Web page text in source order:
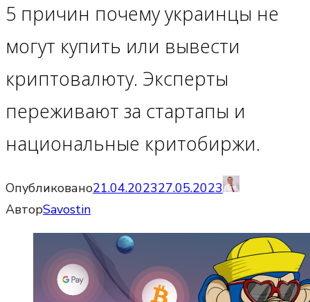
5 причин почему украинцы не
могут купить или вывести
криптовалюту. Эксперты
переживают за стартапы и
национальные критобиржи.
Опубликовано21.04.202327.05.2023
АвторSavostin